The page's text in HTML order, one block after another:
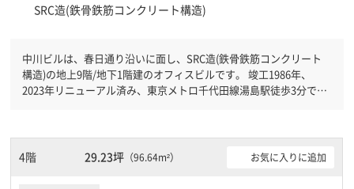
SRC造(鉄骨鉄筋コンクリート構造)
中川ビルは、春日通り沿いに面し、SRC造(鉄骨鉄筋コンクリート
構造)の地上9階/地下1階建のオフィスビルです。 竣工1986年、
2023年リニューアル済み、東京メトロ千代田線湯島駅徒歩3分で
きます。新耐震基準を満たしておりますので、耐震性がしっかりと
しています。駐車場もありますので、車を利用されるお客様には使
4階 29.23坪（96.64m²） お気に入りに追加